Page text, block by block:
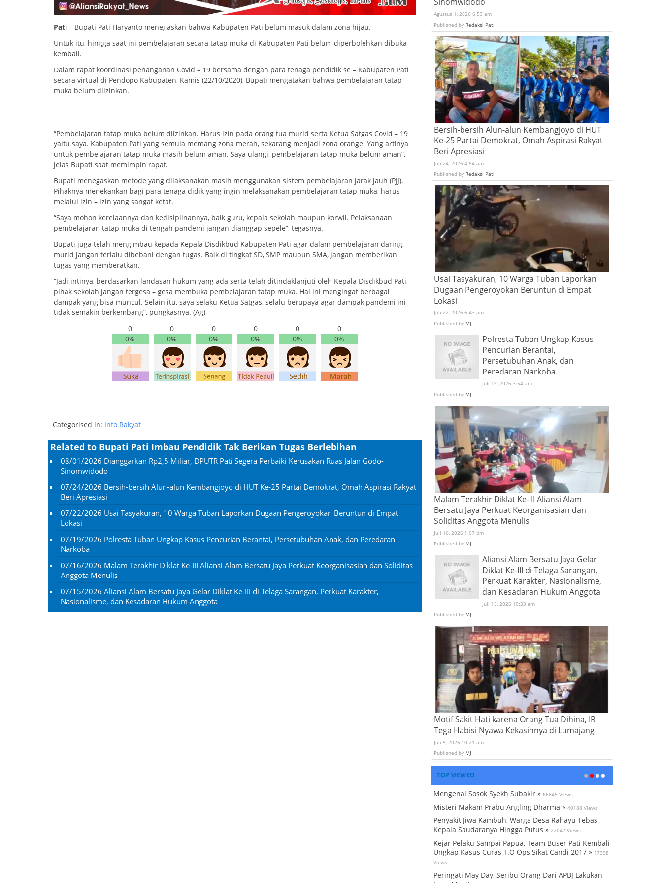
Pati – Bupati Pati Haryanto menegaskan bahwa Kabupaten Pati belum masuk dalam zona hijau.
Untuk itu, hingga saat ini pembelajaran secara tatap muka di Kabupaten Pati belum diperbolehkan dibuka
kembali.
Dalam rapat koordinasi penanganan Covid – 19 bersama dengan para tenaga pendidik se – Kabupaten Pati
secara virtual di Pendopo Kabupaten, Kamis (22/10/2020), Bupati mengatakan bahwa pembelajaran tatap
muka belum diizinkan.
“Pembelajaran tatap muka belum diizinkan. Harus izin pada orang tua murid serta Ketua Satgas Covid – 19
yaitu saya. Kabupaten Pati yang semula memang zona merah, sekarang menjadi zona orange. Yang artinya
untuk pembelajaran tatap muka masih belum aman. Saya ulangi, pembelajaran tatap muka belum aman”,
jelas Bupati saat memimpin rapat.
Bupati menegaskan metode yang dilaksanakan masih menggunakan sistem pembelajaran jarak jauh (PJJ).
Pihaknya menekankan bagi para tenaga didik yang ingin melaksanakan pembelajaran tatap muka, harus
melalui izin – izin yang sangat ketat.
“Saya mohon kerelaannya dan kedisiplinannya, baik guru, kepala sekolah maupun korwil. Pelaksanaan
pembelajaran tatap muka di tengah pandemi jangan dianggap sepele”, tegasnya.
Bupati juga telah mengimbau kepada Kepala Disdikbud Kabupaten Pati agar dalam pembelajaran daring,
murid jangan terlalu dibebani dengan tugas. Baik di tingkat SD, SMP maupun SMA, jangan memberikan
tugas yang memberatkan.
“Jadi intinya, berdasarkan landasan hukum yang ada serta telah ditindaklanjuti oleh Kepala Disdikbud Pati,
pihak sekolah jangan tergesa – gesa membuka pembelajaran tatap muka. Hal ini mengingat berbagai
dampak yang bisa muncul. Selain itu, saya selaku Ketua Satgas, selalu berupaya agar dampak pandemi ini
tidak semakin berkembang”, pungkasnya. (Ag)
0
0%
0
0%
0
0%
0
0%
0
0%
0
0%
Categorised in: Info Rakyat
Related to Bupati Pati Imbau Pendidik Tak Berikan Tugas Berlebihan
08/01/2026 Dianggarkan Rp2,5 Miliar, DPUTR Pati Segera Perbaiki Kerusakan Ruas Jalan Godo-
Sinomwidodo
07/24/2026 Bersih-bersih Alun-alun Kembangjoyo di HUT Ke-25 Partai Demokrat, Omah Aspirasi Rakyat
Beri Apresiasi
07/22/2026 Usai Tasyakuran, 10 Warga Tuban Laporkan Dugaan Pengeroyokan Beruntun di Empat
Lokasi
07/19/2026 Polresta Tuban Ungkap Kasus Pencurian Berantai, Persetubuhan Anak, dan Peredaran
Narkoba
07/16/2026 Malam Terakhir Diklat Ke-III Aliansi Alam Bersatu Jaya Perkuat Keorganisasian dan Soliditas
Anggota Menulis
07/15/2026 Aliansi Alam Bersatu Jaya Gelar Diklat Ke-III di Telaga Sarangan, Perkuat Karakter,
Nasionalisme, dan Kesadaran Hukum Anggota
Agustus 1, 2026 6:53 am
Published by Redaksi Pati
Bersih-bersih Alun-alun Kembangjoyo di HUT
Ke-25 Partai Demokrat, Omah Aspirasi Rakyat
Beri Apresiasi
Juli 24, 2026 4:54 am
Published by Redaksi Pati
Usai Tasyakuran, 10 Warga Tuban Laporkan
Dugaan Pengeroyokan Beruntun di Empat
Lokasi
Juli 22, 2026 6:43 am
Published by MJ
Polresta Tuban Ungkap Kasus
Pencurian Berantai,
Persetubuhan Anak, dan
Peredaran Narkoba
Juli 19, 2026 3:54 am
Published by MJ
Malam Terakhir Diklat Ke-III Aliansi Alam
Bersatu Jaya Perkuat Keorganisasian dan
Soliditas Anggota Menulis
Juli 16, 2026 1:07 pm
Published by MJ
Aliansi Alam Bersatu Jaya Gelar
Diklat Ke-III di Telaga Sarangan,
Perkuat Karakter, Nasionalisme,
dan Kesadaran Hukum Anggota
Juli 15, 2026 10:33 am
Published by MJ
Motif Sakit Hati karena Orang Tua Dihina, IR
Tega Habisi Nyawa Kekasihnya di Lumajang
Juli 5, 2026 10:21 am
Published by MJ
TOP VIEWED
Mengenal Sosok Syekh Subakir » 66845 Views
Misteri Makam Prabu Angling Dharma » 40188 Views
Penyakit Jiwa Kambuh, Warga Desa Rahayu Tebas
Kepala Saudaranya Hingga Putus » 22042 Views
Kejar Pelaku Sampai Papua, Team Buser Pati Kembali
Ungkap Kasus Curas T.O Ops Sikat Candi 2017 » 17398
Views
Peringati May Day, Seribu Orang Dari APBJ Lakukan